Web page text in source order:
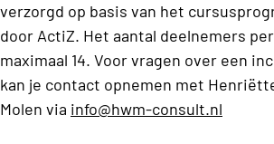
verzorgd op basis van het
door ActiZ. Het aantal deelnemers
maximaal 14. Voor vragen over een
kan je contact opnemen met
Molen via info@hwm-consult.nl